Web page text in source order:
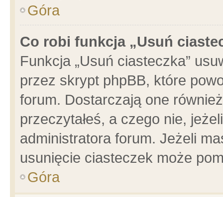
Góra
Co robi funkcja „Usuń
Funkcja „Usuń ciasteczka”
przez skrypt phpBB, które
forum. Dostarczają one
przeczytałeś, a czego nie,
administratora forum. Jeżeli
usunięcie ciasteczek może
Góra